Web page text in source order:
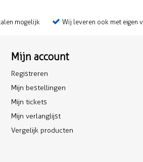
mogelijk Wij leveren ook met eigen
Mijn account
Registreren
Mijn bestellingen
Mijn tickets
Mijn verlanglijst
Vergelijk producten